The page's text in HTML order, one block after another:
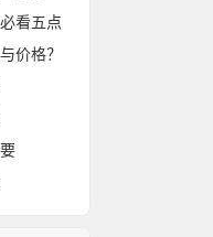
看五点
价格？